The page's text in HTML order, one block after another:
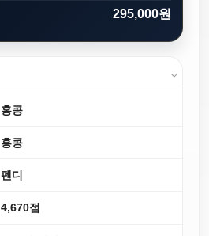
295,000원
홍콩
홍콩
펜디
4,670점